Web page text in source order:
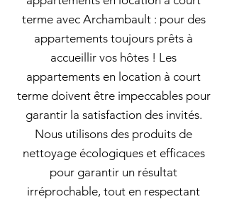
terme avec Archambault : pour des
appartements toujours prêts à
accueillir vos hôtes ! Les
appartements en location à court
terme doivent être impeccables pour
garantir la satisfaction des invités.
Nous utilisons des produits de
nettoyage écologiques et efficaces
pour garantir un résultat
irréprochable, tout en respectant